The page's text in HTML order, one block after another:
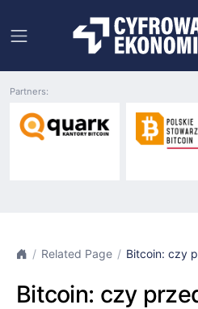
Partners:
Related Page Bitcoin: czy
Bitcoin: czy